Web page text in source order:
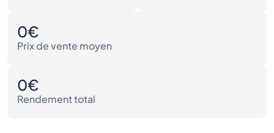
0€
Prix de vente moyen
0€
Rendement total